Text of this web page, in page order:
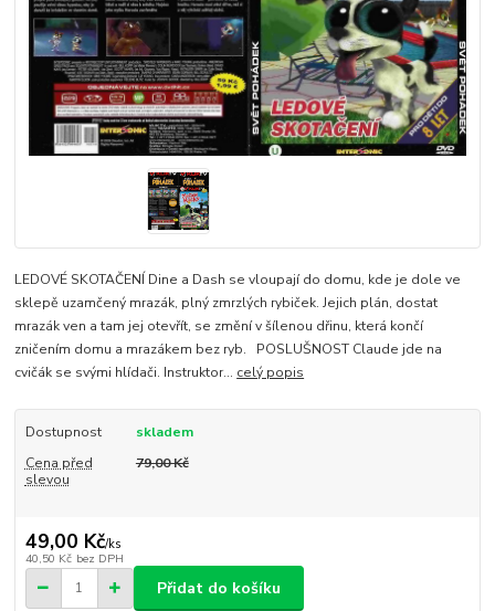
LEDOVÉ SKOTAČENÍ Dine a Dash se vloupají do domu, kde je dole ve
sklepě uzamčený mrazák, plný zmrzlých rybiček. Jejich plán, dostat
mrazák ven a tam jej otevřít, se změní v šílenou dřinu, která končí
zničením domu a mrazákem bez ryb. POSLUŠNOST Claude jde na
cvičák se svými hlídači. Instruktor... celý popis
Dostupnost
skladem
Cena před
slevou
79,00 Kč
49,00 Kč/ks
40,50 Kč bez DPH
Přidat do košíku